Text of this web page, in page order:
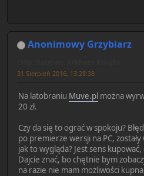
Anonimowy Grzybiarz
31 Sierpień 2016, 13:28:38
Na latobraniu Muve.pl można
20 zł.
Czy da się to ograć w spokoju?
po premierze wersji na PC,
jak to wygląda? Jest sens
Dajcie znać, bo chętnie bym
na razie nie mam możliwości